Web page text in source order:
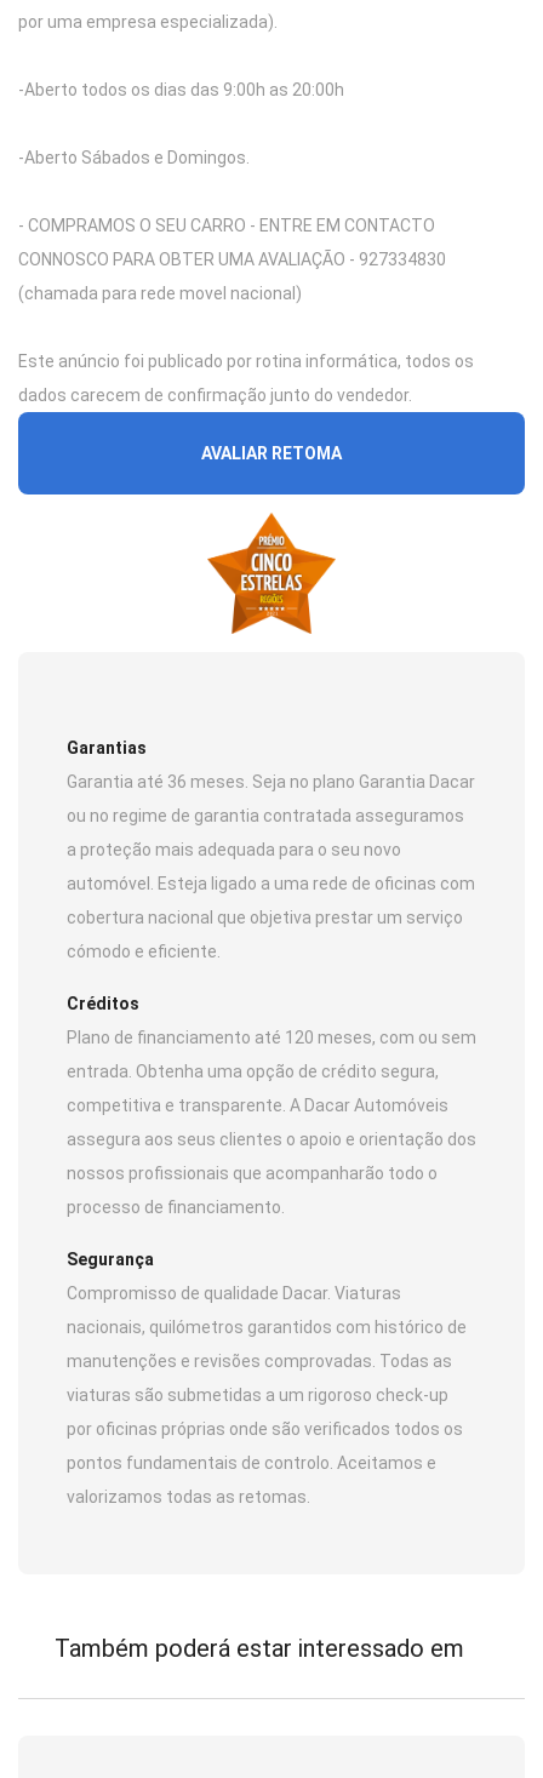
por uma empresa especializada).
-Aberto todos os dias das 9:00h as 20:00h
-Aberto Sábados e Domingos.
- COMPRAMOS O SEU CARRO - ENTRE EM CONTACTO
CONNOSCO PARA OBTER UMA AVALIAÇÃO - 927334830
(chamada para rede movel nacional)
Este anúncio foi publicado por rotina informática, todos os
dados carecem de confirmação junto do vendedor.
AVALIAR RETOMA
Garantias
Garantia até 36 meses. Seja no plano Garantia Dacar
ou no regime de garantia contratada asseguramos
a proteção mais adequada para o seu novo
automóvel. Esteja ligado a uma rede de oficinas com
cobertura nacional que objetiva prestar um serviço
cómodo e eficiente.
Créditos
Plano de financiamento até 120 meses, com ou sem
entrada. Obtenha uma opção de crédito segura,
competitiva e transparente. A Dacar Automóveis
assegura aos seus clientes o apoio e orientação dos
nossos profissionais que acompanharão todo o
processo de financiamento.
Segurança
Compromisso de qualidade Dacar. Viaturas
nacionais, quilómetros garantidos com histórico de
manutenções e revisões comprovadas. Todas as
viaturas são submetidas a um rigoroso check-up
por oficinas próprias onde são verificados todos os
pontos fundamentais de controlo. Aceitamos e
valorizamos todas as retomas.
Também poderá estar interessado em